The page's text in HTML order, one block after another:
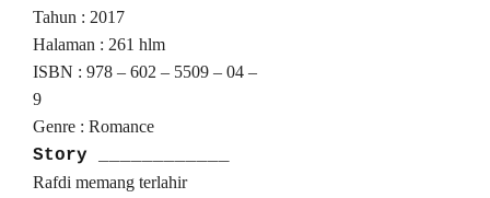
Tahun : 2017
Halaman : 261 hlm
ISBN : 978 – 602 – 5509 – 04 –
9
Genre : Romance
Story
Rafdi memang terlahir